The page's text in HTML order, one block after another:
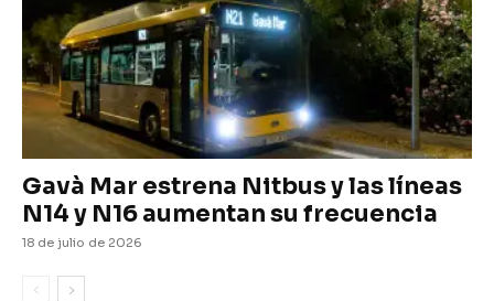
Gavà Mar estrena Nitbus y las líneas
N14 y N16 aumentan su frecuencia
18 de julio de 2026